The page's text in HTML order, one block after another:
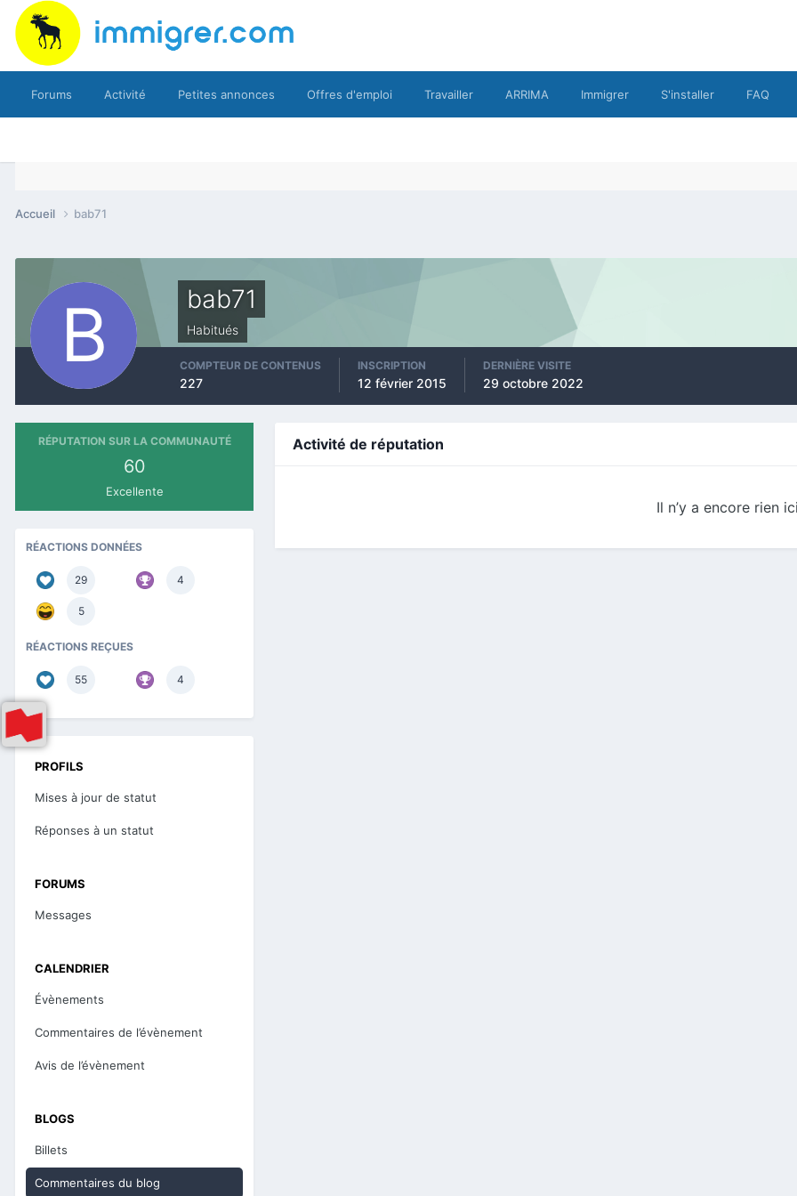
Forums Activité Petites annonces Offres d'emploi Travailler ARRIMA Immigrer S'installer FAQ
Accueil bab71
bab71
Habitués
COMPTEUR DE CONTENUS
227
INSCRIPTION
12 février 2015
DERNIÈRE VISITE
29 octobre 2022
RÉPUTATION SUR LA COMMUNAUTÉ
60
Excellente
RÉACTIONS DONNÉES
29 4
5
RÉACTIONS REÇUES
55 4
PROFILS
Mises à jour de statut
Réponses à un statut
FORUMS
Messages
CALENDRIER
Évènements
Commentaires de l’évènement
Avis de l’évènement
BLOGS
Billets
Commentaires du blog
Activité de réputation
Il n’y a encore rien